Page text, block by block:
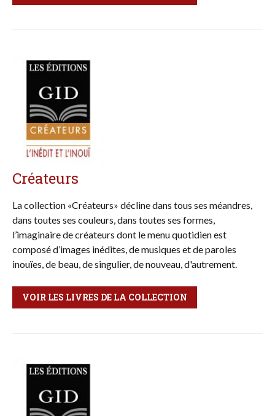
Créateurs
La collection «Créateurs» décline dans tous ses méan­dres,
dans toutes ses couleurs, dans toutes ses formes,
l’imaginaire de créateurs dont le menu quotidien est
composé d’images inédites, de musiques et de paroles
inouïes, de beau, de singulier, de nouveau, d'autrement.
VOIR LES LIVRES DE LA COLLECTION